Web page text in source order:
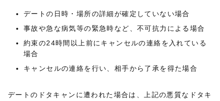
デートの日時・場所の詳細が確定していない場合
事故や急な病気等の緊急時など、不可抗力による場合
約束の24時間以上前にキャンセルの連絡を入れている
場合
キャンセルの連絡を行い、相手から了承を得た場合
デートのドタキャンに遭われた場合は、上記の悪質なドタキ